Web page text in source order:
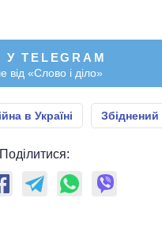
TELEGRAM
від «Слово і діло»
в Україні Збіднений
Поділитися: